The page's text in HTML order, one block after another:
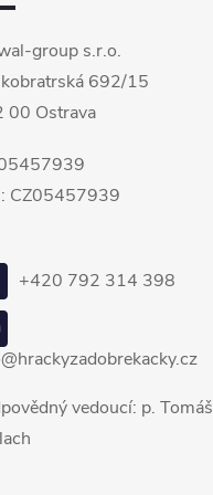
group s.r.o.
692/15
00 Ostrava
CZ05457939
+420 792 314 398
vedoucí: p. Tomáš